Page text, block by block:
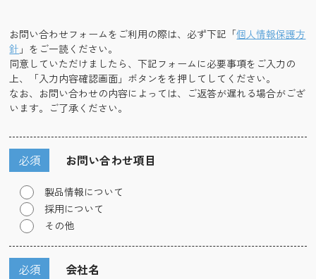
お問い合わせフォームをご利用の際は、必ず下記「個人情報保護方
針 」をご一読ください。
同意していただけましたら、下記フォームに必要事項をご入力の
上、「入力内容確認画面」ボタンをを押してしてください。
なお、お問い合わせの内容によっては、ご返答が遅れる場合がござ
います。ご了承ください。
お問い合わせ項目
必須
製品情報について
採用について
その他
会社名
必須